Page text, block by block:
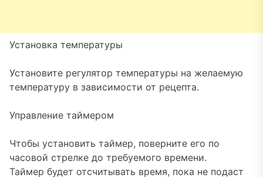
Установка температуры
Установите регулятор температуры на желаемую
температуру в зависимости от рецепта.
Управление таймером
Чтобы установить таймер, поверните его по
часовой стрелке до требуемого времени.
Таймер будет отсчитывать время, пока не подаст